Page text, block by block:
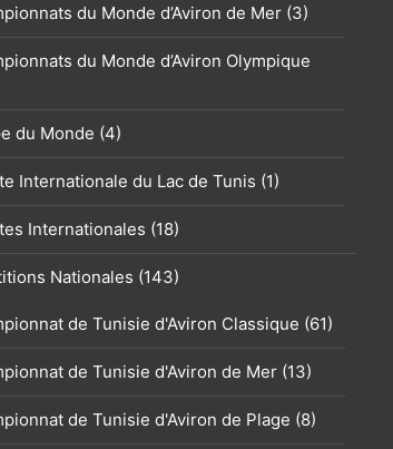
du Monde d’Aviron de Mer (3)
du Monde d’Aviron Olympique
du Monde (4)
Internationale du Lac de Tunis (1)
Internationales (18)
Nationales (143)
de Tunisie d'Aviron Classique (61)
de Tunisie d'Aviron de Mer (13)
de Tunisie d'Aviron de Plage (8)